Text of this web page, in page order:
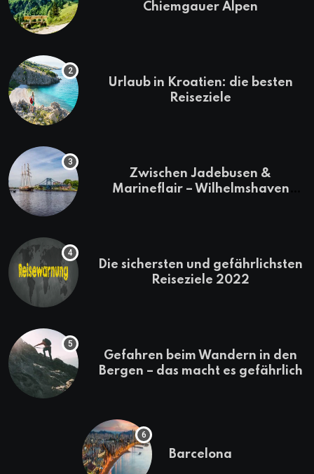
Chiemgauer Alpen
Urlaub in Kroatien: die besten
Reiseziele
Zwischen Jadebusen &
Marineflair – Wilhelmshaven
Die sichersten und gefährlichsten
Reiseziele 2022
Gefahren beim Wandern in den
Bergen – das macht es gefährlich
Barcelona